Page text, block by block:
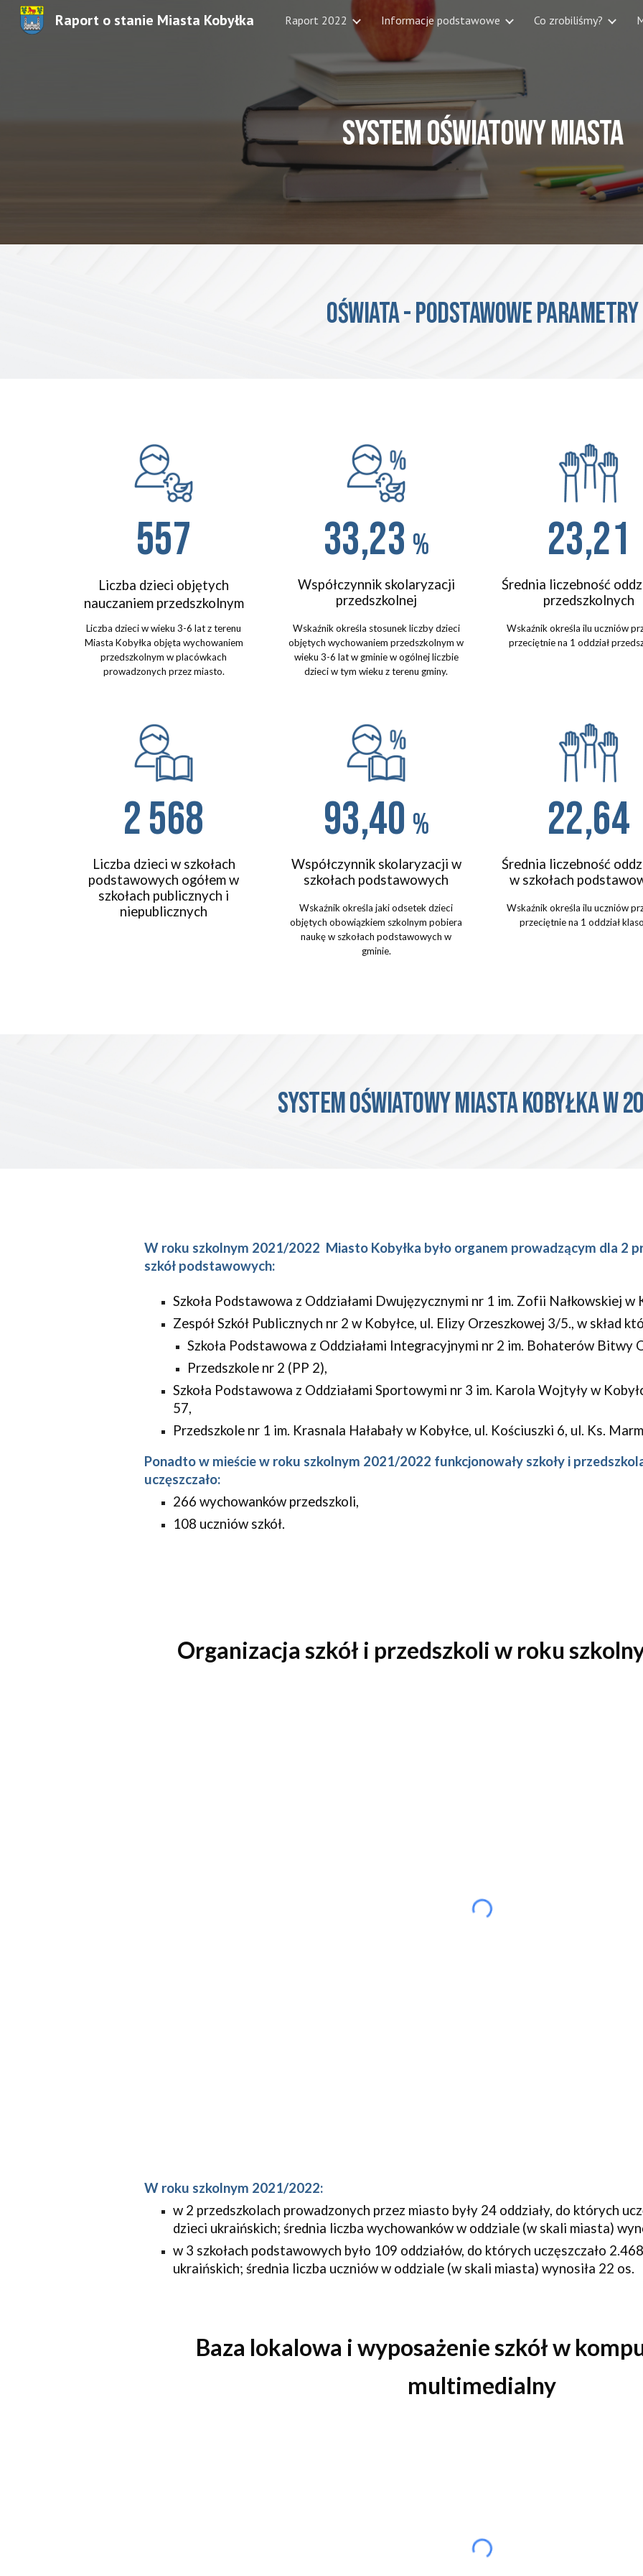
Skip to main content Skip to
Raport o stanie Miasta Kobyłka Raport 2022 Informacje podstawowe Co zrobiliśmy?
SYSTEM OŚWIATOWY miasta
OŚWIATA - PODSTAWOWE PARAMETRY
557
Liczba dzieci objętych
nauczaniem przedszkolnym
Liczba dzieci w wieku 3-6 lat z terenu
Miasta Kobyłka objęta wychowaniem
przedszkolnym w placówkach
prowadzonych przez miasto.
33,23 %
Współczynnik skolaryzacji
przedszkolnej
Wskaźnik określa stosunek liczby dzieci
objętych wychowaniem przedszkolnym w
wieku 3-6 lat wgminiew ogólnej liczbie
dzieci w tym wieku z terenu gminy.
23,21
Średnia liczebność
przedszkolnych
Wskaźnik określa ilu uczniów
przeciętnie na 1 oddział
2 568
Liczba dzieci w szkołach
podstawowych ogółem w
szkołach publicznych i
niepublicznych
93,40 %
Współczynnik skolaryzacji w
szkołach podstawowych
Wskaźnik określa jaki odsetek dzieci
objętych obowiązkiem szkolnym pobiera
naukęw szkołach podstawowych w
gminie.
22,64
Średnia liczebność
w szkołach
Wskaźnik określa ilu uczniów
przeciętnie na 1 oddział
SYSTEM OŚWIATOWY MIASTA kobyłka W
W roku szkolnym 2021/2022 Miasto Kobyłka było organem prowadzącym dla 2
szkół podstawowych:
Szkoła Podstawowa z Oddziałami Dwujęzycznymi nr 1 im. Zofii Nałkowskiej w
Zespół Szkół Publicznych nr 2 w Kobyłce, ul. Elizy Orzeszkowej 3/5., w skład
Szkoła Podstawowa z Oddziałami Integracyjnymi nr 2 im. Bohaterów Bitwy
Przedszkole nr 2 (PP 2),
Szkoła Podstawowa z Oddziałami Sportowymi nr 3 im. Karola Wojtyły w
57,
Przedszkole nr 1 im. Krasnala Hałabały w Kobyłce, ul. Kościuszki 6, ul. Ks.
Ponadto w mieście w roku szkolnym 2021/2022 funkcjonowały szkoły i
uczęszczało:
266 wychowanków przedszkoli,
108 uczniów szkół.
Organizacja szkół i przedszkoli w roku
W roku szkolnym 2021/2022:
w 2 przedszkolach prowadzonych przez miasto były 24 oddziały, do których
dzieci ukraińskich; średnia liczba wychowanków w oddziale (w skali miasta)
w 3 szkołach podstawowych było 109 oddziałów, do których uczęszczało
ukraińskich; średnia liczba uczniów w oddziale (w skali miasta) wynosiła 22 os.
Baza lokalowa i wyposażenie szkół w
multimedialny